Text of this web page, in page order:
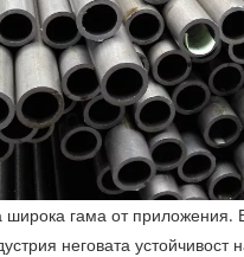
широка гама от приложения.
неговата устойчивост